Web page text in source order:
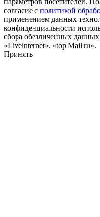
параметров посетителей.
согласие с политикой
применением данных
конфиденциальности
сбора обезличенных
«Liveinternet», «top.Mail.ru».
Принять